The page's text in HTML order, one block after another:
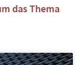
das Thema